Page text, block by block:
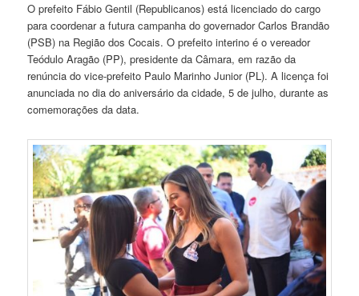
O prefeito Fábio Gentil (Republicanos) está licenciado do cargo
para coordenar a futura campanha do governador Carlos Brandão
(PSB) na Região dos Cocais. O prefeito interino é o vereador
Teódulo Aragão (PP), presidente da Câmara, em razão da
renúncia do vice-prefeito Paulo Marinho Junior (PL). A licença foi
anunciada no dia do aniversário da cidade, 5 de julho, durante as
comemorações da data.